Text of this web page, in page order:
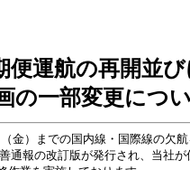
便運航の再開並
の一部変更につ
金）までの国内線・国際線の欠
通報の改訂版が発行され、当社